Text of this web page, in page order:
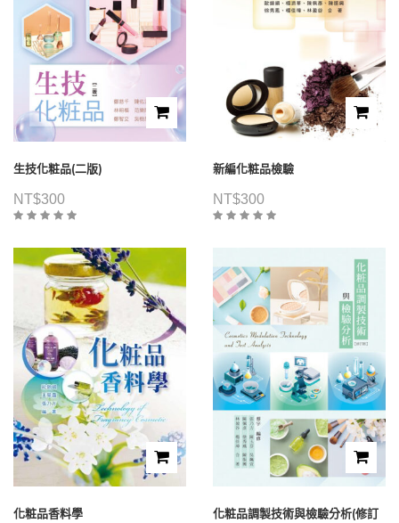
生技化粧品(二版)
NT$300
新編化粧品檢驗
NT$300
化粧品香料學
化粧品調製技術與檢驗分析(修訂